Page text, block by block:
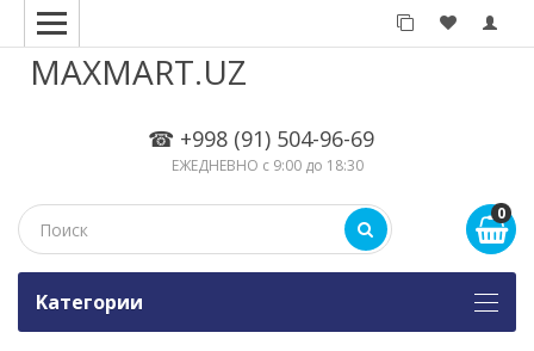
MAXMART.UZ
☎ +998 (91) 504-96-69
ЕЖЕДНЕВНО с 9:00 до 18:30
0
Kатегории